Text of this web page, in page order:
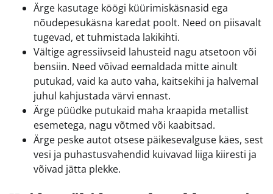
Ärge kasutage köögi küürimiskäsnasid ega
nõudepesukäsna karedat poolt. Need on piisavalt
tugevad, et tuhmistada lakikihti.
Vältige agressiivseid lahusteid nagu atsetoon või
bensiin. Need võivad eemaldada mitte ainult
putukad, vaid ka auto vaha, kaitsekihi ja halvemal
juhul kahjustada värvi ennast.
Ärge püüdke putukaid maha kraapida metallist
esemetega, nagu võtmed või kaabitsad.
Ärge peske autot otsese päikesevalguse käes, sest
vesi ja puhastusvahendid kuivavad liiga kiiresti ja
võivad jätta plekke.